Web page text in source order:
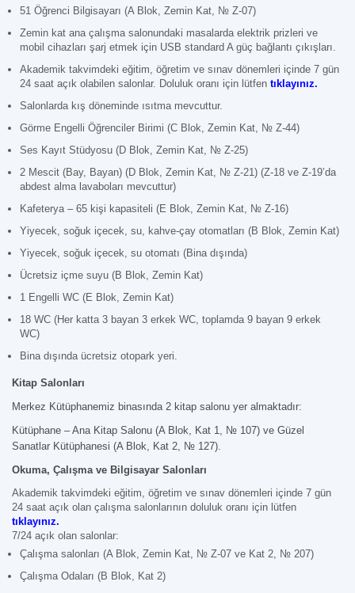
51 Öğrenci Bilgisayarı (A Blok, Zemin Kat, № Z-07)
Zemin kat ana çalışma salonundaki masalarda elektrik prizleri ve
mobil cihazları şarj etmek için USB standard A güç bağlantı çıkışları.
Akademik takvimdeki eğitim, öğretim ve sınav dönemleri içinde 7 gün
24 saat açık olabilen salonlar. Doluluk oranı için lütfen tıklayınız.
Salonlarda kış döneminde ısıtma mevcuttur.
Görme Engelli Öğrenciler Birimi (C Blok, Zemin Kat, № Z-44)
Ses Kayıt Stüdyosu (D Blok, Zemin Kat, № Z-25)
2 Mescit (Bay, Bayan) (D Blok, Zemin Kat, № Z-21) (Z-18 ve Z-19’da
abdest alma lavaboları mevcuttur)
Kafeterya – 65 kişi kapasiteli (E Blok, Zemin Kat, № Z-16)
Yiyecek, soğuk içecek, su, kahve-çay otomatları (B Blok, Zemin Kat)
Yiyecek, soğuk içecek, su otomatı (Bina dışında)
Ücretsiz içme suyu (B Blok, Zemin Kat)
1 Engelli WC (E Blok, Zemin Kat)
18 WC (Her katta 3 bayan 3 erkek WC, toplamda 9 bayan 9 erkek
WC)
Bina dışında ücretsiz otopark yeri.
Kitap Salonları
Merkez Kütüphanemiz binasında 2 kitap salonu yer almaktadır:
Kütüphane – Ana Kitap Salonu (A Blok, Kat 1, № 107) ve Güzel
Sanatlar Kütüphanesi (A Blok, Kat 2, № 127).
Okuma, Çalışma ve Bilgisayar Salonları
Akademik takvimdeki eğitim, öğretim ve sınav dönemleri içinde 7 gün
24 saat açık olan çalışma salonlarının doluluk oranı için lütfen
tıklayınız.
7/24 açık olan salonlar:
Çalışma salonları (A Blok, Zemin Kat, № Z-07 ve Kat 2, № 207)
Çalışma Odaları (B Blok, Kat 2)